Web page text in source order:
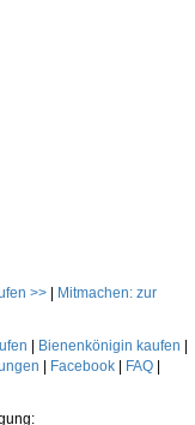
>>
Mitmachen: zur
Bienenkönigin kaufen
Facebook FAQ